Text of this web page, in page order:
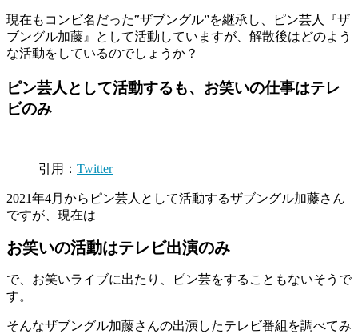
現在もコンビ名だった‟ザブングル”を継承し、ピン芸人『ザ
ブングル加藤』として活動していますが、解散後はどのよう
な活動をしているのでしょうか？
ピン芸人として活動するも、お笑いの仕事はテレ
ビのみ
引用： Twitter
2021年4月からピン芸人として活動するザブングル加藤さん
ですが、現在は
お笑いの活動はテレビ出演のみ
で、お笑いライブに出たり、ピン芸をすることもないそうで
す。
そんなザブングル加藤さんの出演したテレビ番組を調べてみ